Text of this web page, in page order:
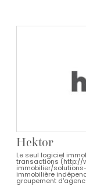
Hektor
Le seul logiciel
transactions (http://
immobilier/
immobilière
groupement